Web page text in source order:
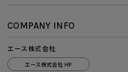
COMPANY INFO
エース株式会社
エース株式会社 HP